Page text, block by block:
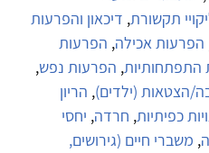
תקשורת, דיכאון והפרעות
הפרעות אכילה, הפרעות
התפתחותיות, הפרעות נפש,
הצטאות (ילדים), הריון
כפיתיות, חרדה, יחסי
, משברי חיים (גירושים,